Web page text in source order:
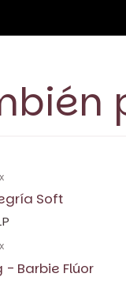
Soft
- Barbie Flúor